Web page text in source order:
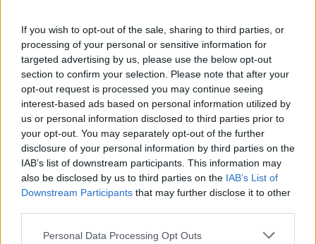
If you wish to opt-out of the sale, sharing to third parties, or
processing of your personal or sensitive information for
targeted advertising by us, please use the below opt-out
section to confirm your selection. Please note that after your
opt-out request is processed you may continue seeing
interest-based ads based on personal information utilized by
us or personal information disclosed to third parties prior to
your opt-out. You may separately opt-out of the further
disclosure of your personal information by third parties on the
IAB’s list of downstream participants. This information may
also be disclosed by us to third parties on the IAB’s List of
Downstream Participants that may further disclose it to other
Personal Data Processing Opt Outs
Macra (1)
Magliano Alpi (61)
Magliano Alfieri (21)
Mango (26)
Manta (55)
Marene (74)
Margarita (15)
Marmora (5)